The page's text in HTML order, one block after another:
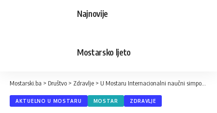
Najnovije
Mostarsko ljeto
Mostarski.ba > Društvo > Zdravlje > U Mostaru Internacionalni naučni simpozij – “Savremenim pristupima u kardiologiji”
AKTUELNO U MOSTARU MOSTAR ZDRAVLJE